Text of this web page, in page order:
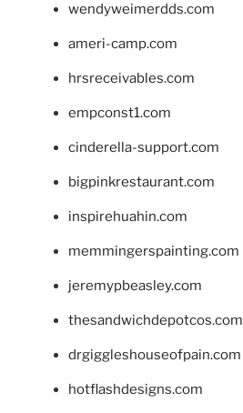
wendyweimerdds.com
ameri-camp.com
hrsreceivables.com
empconst1.com
cinderella-support.com
bigpinkrestaurant.com
inspirehuahin.com
memmingerspainting.com
jeremypbeasley.com
thesandwichdepotcos.com
drgiggleshouseofpain.com
hotflashdesigns.com